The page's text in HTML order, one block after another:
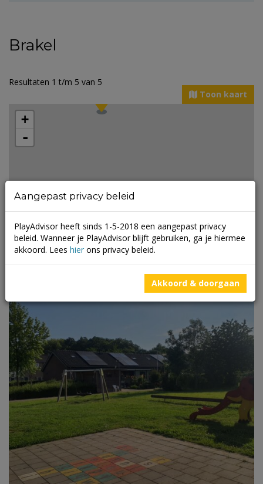
Brakel
Resultaten 1 t/m 5 van 5
Toon kaart
2
+
-
Leaflet Mapbox ©OpenStreetMap
Aangepast privacy beleid
PlayAdvisor heeft sinds 1-5-2018 een aangepast privacy
beleid. Wanneer je PlayAdvisor blijft gebruiken, ga je hiermee
akkoord. Lees hier ons privacy beleid.
Akkoord & doorgaan